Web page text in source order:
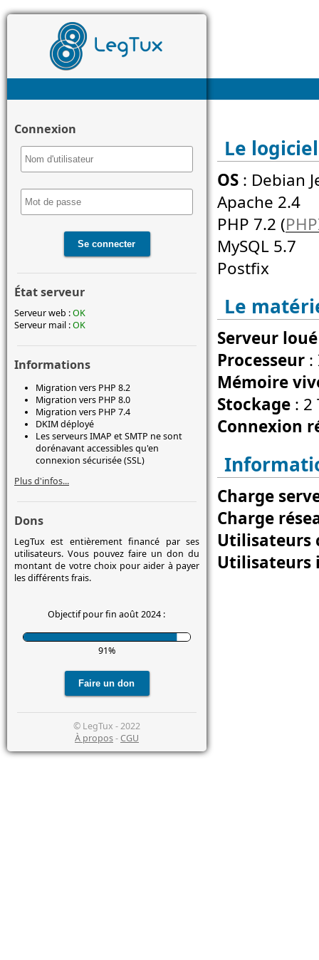
Connexion
État serveur
Serveur web :OK
Serveur mail :OK
Informations
Migration vers PHP 8.2
Migration vers PHP 8.0
Migration vers PHP 7.4
DKIM déployé
Les serveurs IMAP et SMTP ne sont
dorénavant accessibles qu'en
connexion sécurisée (SSL)
Plus d'infos...
Dons
LegTux est entièrement financé par ses
utilisateurs. Vous pouvez faire un don du
montant de votre choix pour aider à payer
les différents frais.
Objectif pour fin août 2024 :
91%
© LegTux - 2022
À propos-CGU
Le logiciel
OS : Debian
Apache 2.4
PHP 7.2 (
MySQL 5.7
Postfix
Le
Serveur
Processeur :
Mémoire
Stockage : 2
Connexion
Charge
Charge
Utilisateurs
Utilisateurs